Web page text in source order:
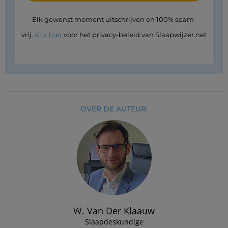
Elk gewenst moment uitschrijven en 100% spam-
vrij. Klik hiervoor het privacy-beleid van Slaapwijzer.net
OVER DE AUTEUR:
W. Van Der Klaauw
Slaapdeskundige